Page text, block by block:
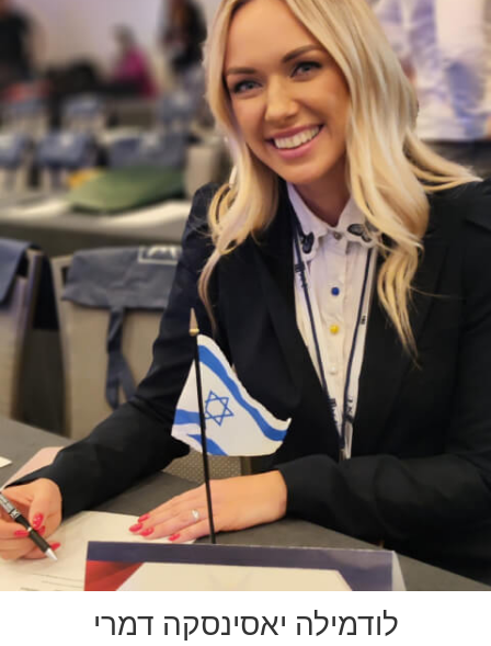
לודמילה יאסינסקה דמרי